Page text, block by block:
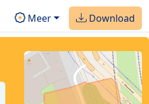
Meer Download